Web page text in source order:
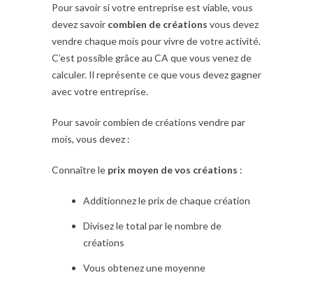
Pour savoir si votre entreprise est viable, vous
devez savoir combien de créations vous devez
vendre chaque mois pour vivre de votre activité.
C’est possible grâce au CA que vous venez de
calculer. Il représente ce que vous devez gagner
avec votre entreprise.
Pour savoir combien de créations vendre par
mois, vous devez :
Connaître le prix moyen de vos créations :
Additionnez le prix de chaque création
Divisez le total par le nombre de
créations
Vous obtenez une moyenne